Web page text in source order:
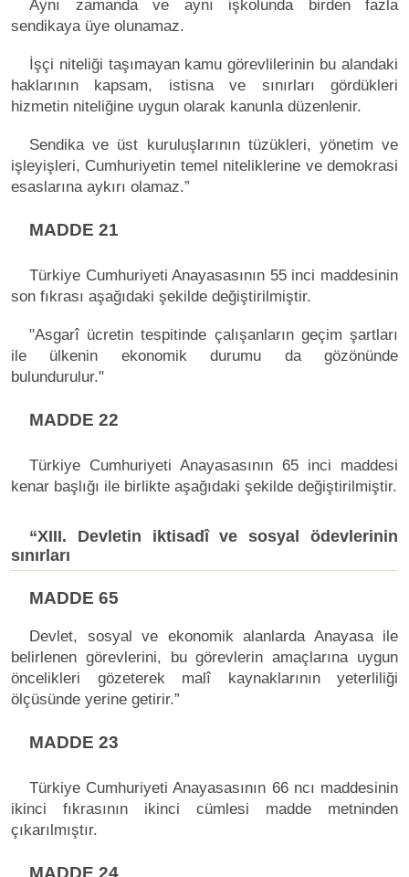
Aynı zamanda ve aynı işkolunda birden fazla
sendikaya üye olunamaz.
İşçi niteliği taşımayan kamu görevlilerinin bu alandaki
haklarının kapsam, istisna ve sınırları gördükleri
hizmetin niteliğine uygun olarak kanunla düzenlenir.
Sendika ve üst kuruluşlarının tüzükleri, yönetim ve
işleyişleri, Cumhuriyetin temel niteliklerine ve demokrasi
esaslarına aykırı olamaz.”
MADDE 21
Türkiye Cumhuriyeti Anayasasının 55 inci maddesinin
son fıkrası aşağıdaki şekilde değiştirilmiştir.
"Asgarî ücretin tespitinde çalışanların geçim şartları
ile ülkenin ekonomik durumu da gözönünde
bulundurulur."
MADDE 22
Türkiye Cumhuriyeti Anayasasının 65 inci maddesi
kenar başlığı ile birlikte aşağıdaki şekilde değiştirilmiştir.
“XIII. Devletin iktisadî ve sosyal ödevlerinin
sınırları
MADDE 65
Devlet, sosyal ve ekonomik alanlarda Anayasa ile
belirlenen görevlerini, bu görevlerin amaçlarına uygun
öncelikleri gözeterek malî kaynaklarının yeterliliği
ölçüsünde yerine getirir.”
MADDE 23
Türkiye Cumhuriyeti Anayasasının 66 ncı maddesinin
ikinci fıkrasının ikinci cümlesi madde metninden
çıkarılmıştır.
MADDE 24